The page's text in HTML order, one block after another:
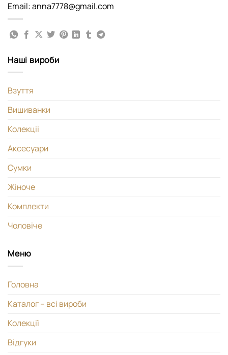
Email: anna7778@gmail.com
Наші вироби
Взуття
Вишиванки
Колекціі
Аксесуари
Сумки
Жіноче
Комплекти
Чоловіче
Меню
Головна
Каталог – всі вироби
Колекції
Відгуки